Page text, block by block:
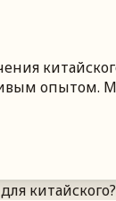
опытом.
китайского?